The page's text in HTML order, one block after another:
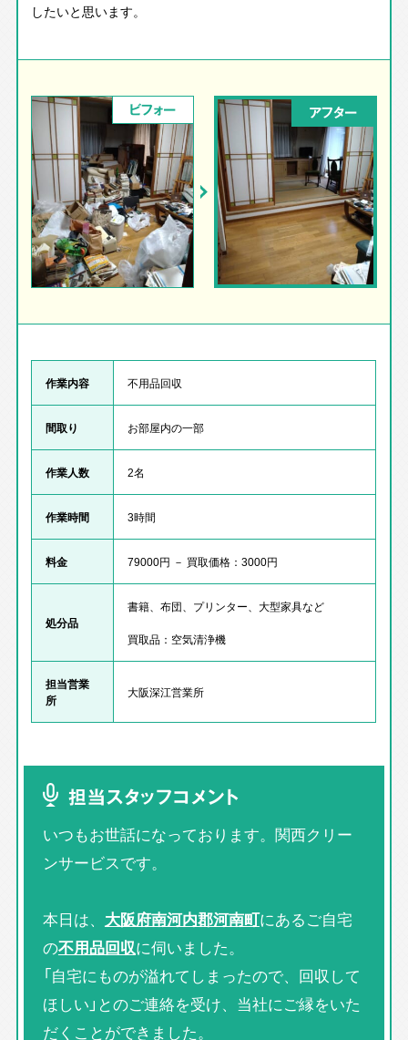
したいと思います。
ビフォー アフター
作業内容 不用品回収
間取り お部屋内の一部
作業人数 2名
作業時間 3時間
料金 79000円 － 買取価格：3000円
処分品
書籍、布団、プリンター、大型家具など
買取品：空気清浄機
担当営業
所
大阪深江営業所
担当スタッフコメント
いつもお世話になっております。関西クリー
ンサービスです。
本日は、 大阪府南河内郡河南町にあるご自宅
の不用品回収に伺いました。
「自宅にものが溢れてしまったので、回収して
ほしい」とのご連絡を受け、当社にご縁をいた
だくことができました。